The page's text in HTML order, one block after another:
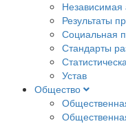
Независимая
Результаты
Социальная
Стандарты
Устав
Общество